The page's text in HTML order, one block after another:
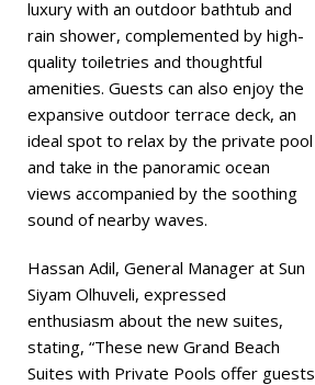
CI
S
v
luxury with an outdoor bathtub and
rain shower, complemented by high-
quality toiletries and thoughtful
amenities. Guests can also enjoy the
expansive outdoor terrace deck, an
ideal spot to relax by the private pool
and take in the panoramic ocean
views accompanied by the soothing
sound of nearby waves.
Hassan Adil, General Manager at Sun
Siyam Olhuveli, expressed
enthusiasm about the new suites,
stating, “These new Grand Beach
Suites with Private Pools offer guests